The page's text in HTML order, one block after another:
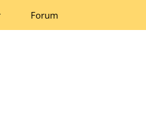
Forum